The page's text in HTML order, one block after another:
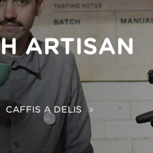
ARTISAN
CAFFIS A DELIS